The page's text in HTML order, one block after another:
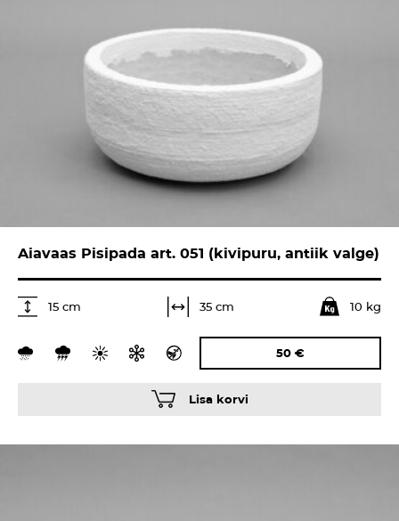
Aiavaas Pisipada art. 051 (kivipuru, antiik valge)
15 cm 35 cm 10 kg
50 €
Lisa korvi